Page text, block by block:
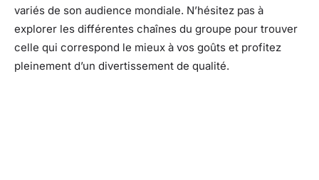
variés de son audience mondiale. N’hésitez pas à
explorer les différentes chaînes du groupe pour trouver
celle qui correspond le mieux à vos goûts et profitez
pleinement d’un divertissement de qualité.